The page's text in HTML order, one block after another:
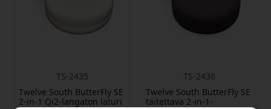
TS-2435
Twelve South ButterFly SE
2-in-1 Qi2-langaton laturi
TS-2436
Twelve South ButterFly SE
taitettava 2-in-1-